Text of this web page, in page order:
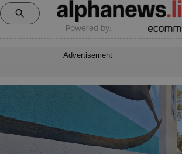
Powered by:
Advertisement